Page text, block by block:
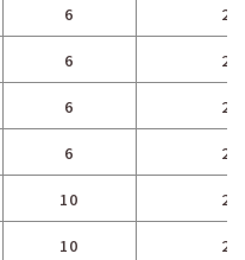
6 2
6 2
6 2
6 2
10 2
10 2